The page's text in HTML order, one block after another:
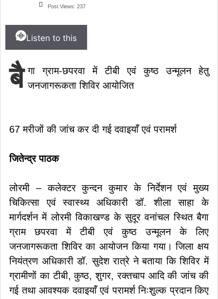
Post Views: 237
Listen to this
बै गा ग्राम-छपरवा में टीबी एवं कुष्ठ उन्मूलन हेतु
जनजागरूकता शिविर आयोजित
67 मरीजों की जांच कर दी गई दवाइयाँ एवं परामर्श
जितेन्द्र पाठक
लोरमी – कलेक्टर कुन्दन कुमार के निर्देशन एवं मुख्य
चिकित्सा एवं स्वास्थ्य अधिकारी डॉ. शीला साहा के
मार्गदर्शन में लोरमी विकाखण्ड के सुदूर वनांचल स्थित बैगा
ग्राम छपरवा में टीबी एवं कुष्ठ उन्मूलन के लिए
जनजागरूकता शिविर का आयोजन किया गया। जिला क्षय
नियंत्रण अधिकारी डॉ. सुदेश रात्रे ने बताया कि शिविर में
ग्रामीणों का टीबी, कुष्ठ, शुगर, रक्तचाप आदि की जांच की
गई तथा आवश्यक दवाइयाँ एवं परामर्श निःशुल्क प्रदान किए